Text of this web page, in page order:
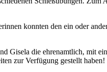
konnten den ein oder
Gisela die ehrenamtlich, mit
zur Verfügung gestellt haben!